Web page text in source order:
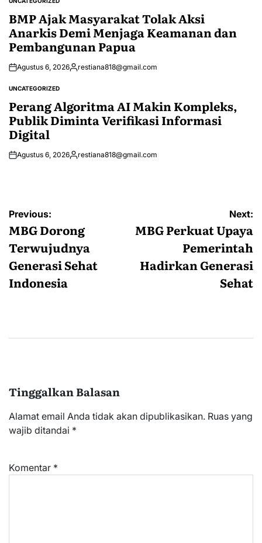
POSTED
BMP Ajak Masyarakat Tolak Aksi
Anarkis Demi Menjaga Keamanan dan
Pembangunan Papua
Agustus 6, 2026Posted
restiana818@gmail.com
POSTED
UNCATEGORIZED
Perang Algoritma AI Makin Kompleks,
Publik Diminta Verifikasi Informasi
Digital
Agustus 6, 2026Posted
restiana818@gmail.com
Navigasi
pos
Previous:
MBG Dorong
Terwujudnya
Generasi Sehat
Indonesia
Next:
MBG Perkuat Upaya
Pemerintah
Hadirkan Generasi
Sehat
Tinggalkan Balasan
Alamat email Anda tidak akan dipublikasikan. Ruas yang
wajib ditandai *
Komentar *